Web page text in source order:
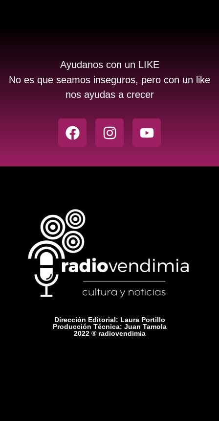
Ayudanos con un LIKE
No es que seamos inseguros, pero con un like
nos ayudas a crecer
Dirección Editorial: Laura Portillo
Producción Técnica: Juan Tamola
2022 ® radiovendimia